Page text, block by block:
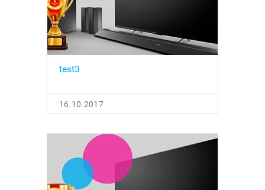
test3
16.10.2017